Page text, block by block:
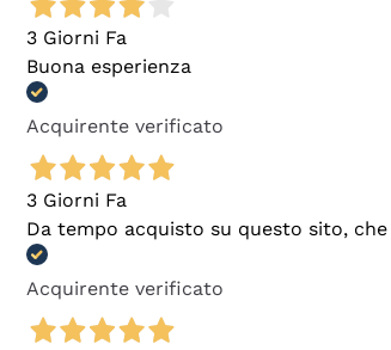
3 Giorni Fa
Buona esperienza
Acquirente verificato
3 Giorni Fa
Da tempo acquisto su questo sito,
Acquirente verificato